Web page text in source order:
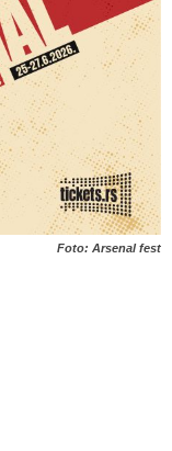
Foto: Arsenal fest